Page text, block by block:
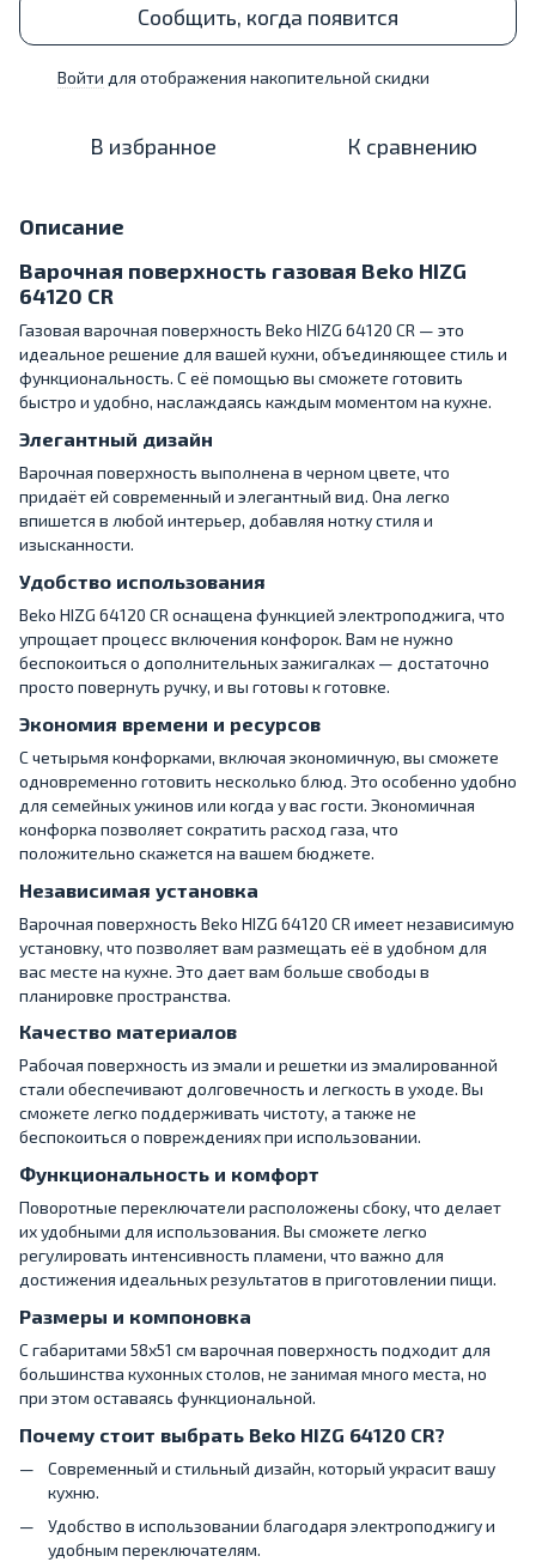
Сообщить, когда появится
Войти для отображения накопительной скидки
В избранное К сравнению
Описание
Варочная поверхность газовая Beko HIZG
64120 CR
Газовая варочная поверхность Beko HIZG 64120 CR — это
идеальное решение для вашей кухни, объединяющее стиль и
функциональность. С её помощью вы сможете готовить
быстро и удобно, наслаждаясь каждым моментом на кухне.
Элегантный дизайн
Варочная поверхность выполнена в черном цвете, что
придаёт ей современный и элегантный вид. Она легко
впишется в любой интерьер, добавляя нотку стиля и
изысканности.
Удобство использования
Beko HIZG 64120 CR оснащена функцией электроподжига, что
упрощает процесс включения конфорок. Вам не нужно
беспокоиться о дополнительных зажигалках — достаточно
просто повернуть ручку, и вы готовы к готовке.
Экономия времени и ресурсов
С четырьмя конфорками, включая экономичную, вы сможете
одновременно готовить несколько блюд. Это особенно удобно
для семейных ужинов или когда у вас гости. Экономичная
конфорка позволяет сократить расход газа, что
положительно скажется на вашем бюджете.
Независимая установка
Варочная поверхность Beko HIZG 64120 CR имеет независимую
установку, что позволяет вам размещать её в удобном для
вас месте на кухне. Это дает вам больше свободы в
планировке пространства.
Качество материалов
Рабочая поверхность из эмали и решетки из эмалированной
стали обеспечивают долговечность и легкость в уходе. Вы
сможете легко поддерживать чистоту, а также не
беспокоиться о повреждениях при использовании.
Функциональность и комфорт
Поворотные переключатели расположены сбоку, что делает
их удобными для использования. Вы сможете легко
регулировать интенсивность пламени, что важно для
достижения идеальных результатов в приготовлении пищи.
Размеры и компоновка
С габаритами 58x51 см варочная поверхность подходит для
большинства кухонных столов, не занимая много места, но
при этом оставаясь функциональной.
Почему стоит выбрать Beko HIZG 64120 CR?
Современный и стильный дизайн, который украсит вашу
кухню.
Удобство в использовании благодаря электроподжигу и
удобным переключателям.